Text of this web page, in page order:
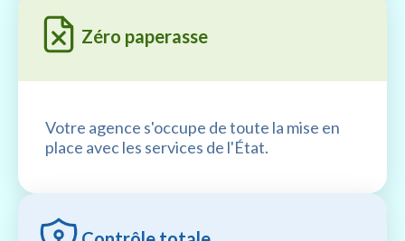
Zéro paperasse
Votre agence s'occupe de toute la mise en
place avec les services de l'État.